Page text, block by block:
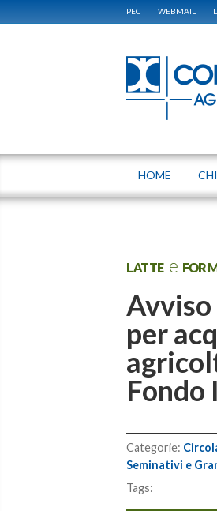
PEC WEBMAIL
HOME
LATTE e
per
Fondo
Categorie:
Seminativi e
Tags: